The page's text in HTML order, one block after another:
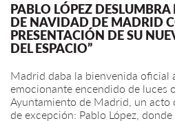
PABLO LÓPEZ DESLUMBRA
DE NAVIDAD DE MADRID
PRESENTACIÓN DE SU
DEL ESPACIO”
Madrid daba la bienvenida oficial
emocionante encendido de luces
Ayuntamiento de Madrid, un
de excepción: Pablo López,